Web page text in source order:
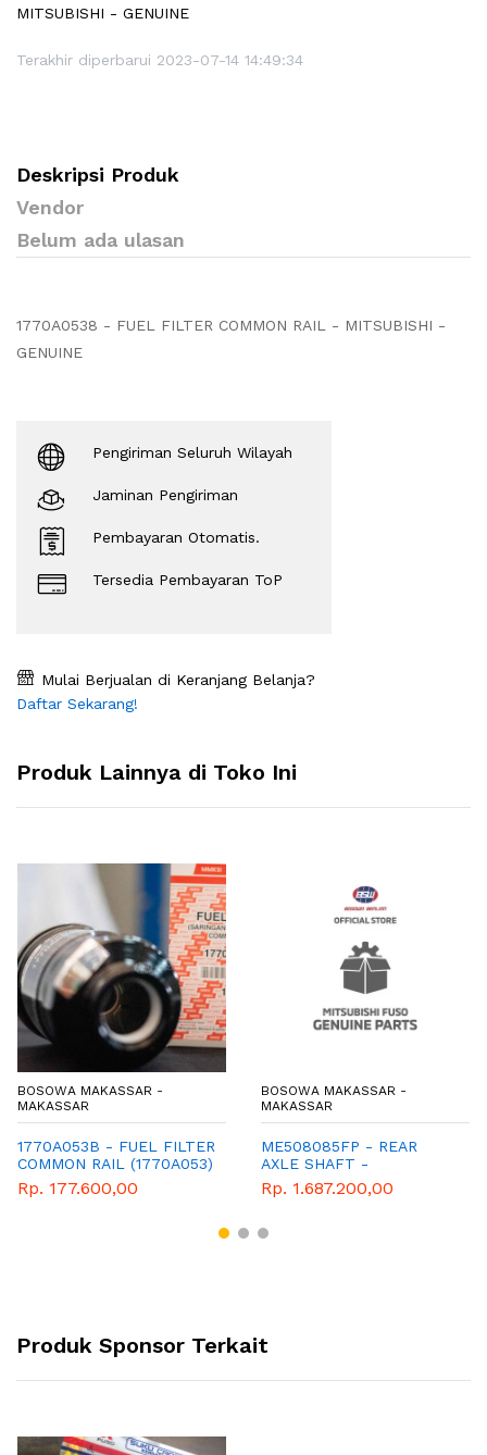
MITSUBISHI - GENUINE
Terakhir diperbarui 2023-07-14 14:49:34
Deskripsi Produk
Vendor
Belum ada ulasan
1770A0538 - FUEL FILTER COMMON RAIL - MITSUBISHI -
GENUINE
Pengiriman Seluruh Wilayah
Jaminan Pengiriman
Pembayaran Otomatis.
Tersedia Pembayaran ToP
Mulai Berjualan di Keranjang Belanja?
Daftar Sekarang!
Produk Lainnya di Toko Ini
BOSOWA MAKASSAR -
MAKASSAR
1770A053B - FUEL FILTER
COMMON RAIL (1770A053)
- SARINGAN SOLAR
COMMON RAIL -
Rp. 177.600,00
BOSOWA MAKASSAR -
MAKASSAR
ME508085FP - REAR
AXLE SHAFT -
MITSUBISHI - GENUINE
Rp. 1.687.200,00
Produk Sponsor Terkait